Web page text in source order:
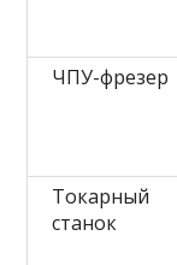
ЧПУ-фрезер
Токарный
станок